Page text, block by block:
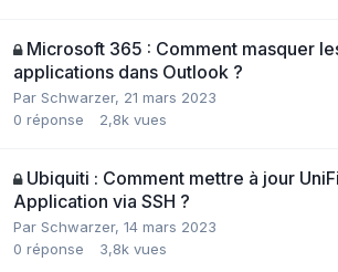
Microsoft 365 : Comment masquer
applications dans Outlook ?
Par Schwarzer, 21 mars 2023
0 réponse 2,8k vues
Ubiquiti : Comment mettre à jour
Application via SSH ?
Par Schwarzer, 14 mars 2023
0 réponse 3,8k vues